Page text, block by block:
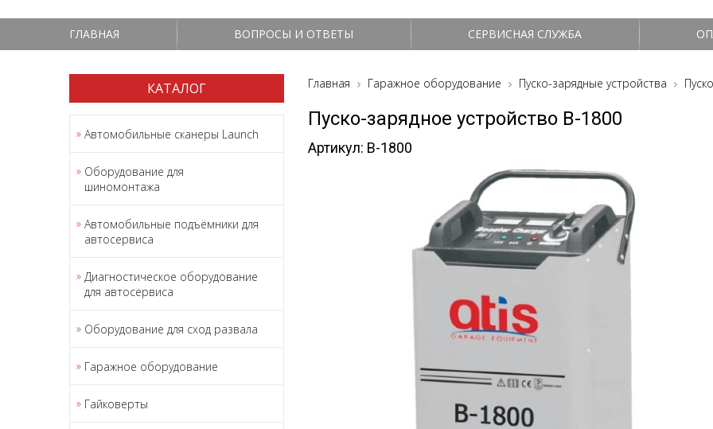
ГЛАВНАЯ ВОПРОСЫ И ОТВЕТЫ СЕРВИСНАЯ СЛУЖБА
КАТАЛОГ
Автомобильные сканеры Launch
Оборудование для
шиномонтажа
Автомобильные подъёмники для
автосервиса
Диагностическое оборудование
для автосервиса
Оборудование для сход развала
Гаражное оборудование
Гайковерты
Главная Гаражное оборудование Пуско-зарядные устройства
Пуско-зарядное устройство B-1800
Артикул: B-1800